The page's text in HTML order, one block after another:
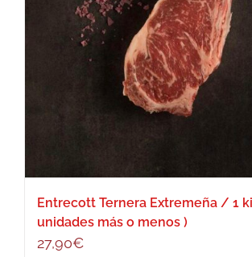
Entrecott Ternera Extremeña / 1
unidades más o menos )
27,90€